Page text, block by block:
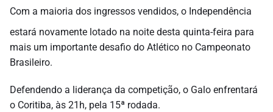
Com a maioria dos ingressos vendidos, o Independência
estará novamente lotado na noite desta quinta-feira para
mais um importante desafio do Atlético no Campeonato
Brasileiro.
Defendendo a liderança da competição, o Galo enfrentará
o Coritiba, às 21h, pela 15ª rodada.